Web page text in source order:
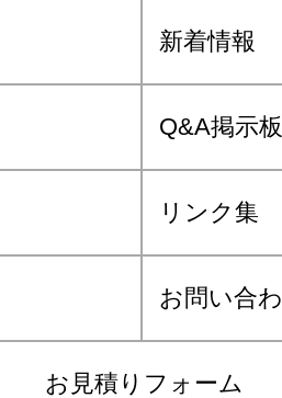
新着情報
Q&A掲示板
リンク集
お問い合
お見積りフォーム